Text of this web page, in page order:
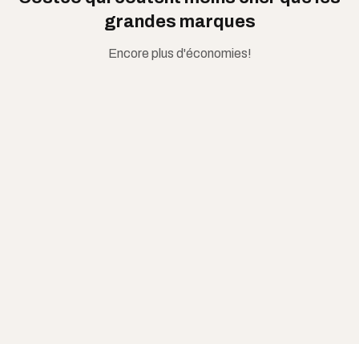
grandes marques
Encore plus d'économies!